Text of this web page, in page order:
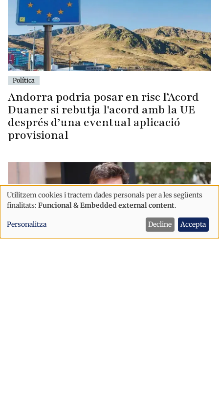
Política
Andorra podria posar en risc l’Acord
Duaner si rebutja l'acord amb la UE
després d’una eventual aplicació
provisional
Ús
de
dades
Utilitzem cookies i tractem dades personals per a les següents
finalitats: Funcional & Embedded external content.
Personalitza Decline Accepta